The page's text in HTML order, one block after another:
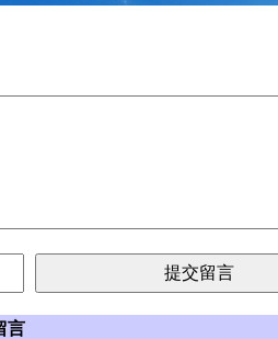
言